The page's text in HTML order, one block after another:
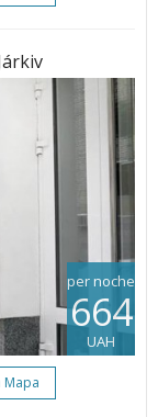
per noche
664
UAH
Mapa